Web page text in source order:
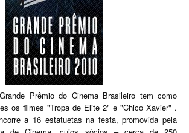
Prêmio do Cinema Brasileiro tem como
os filmes "Tropa de Elite 2" e "Chico Xavier" .
a 16 estatuetas na festa, promovida pela